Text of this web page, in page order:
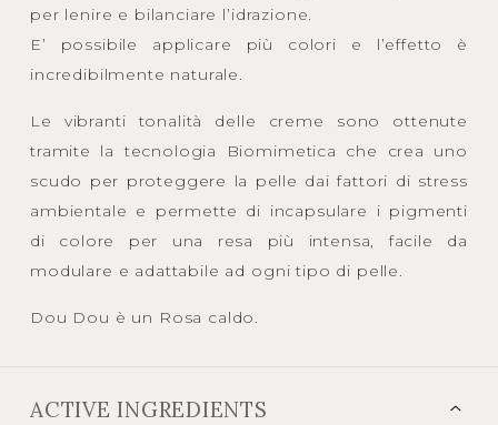
per lenire e bilanciare l’idrazione.
E’ possibile applicare più colori e l’effetto è
incredibilmente naturale.
Le vibranti tonalità delle creme sono ottenute
tramite la tecnologia Biomimetica che crea uno
scudo per proteggere la pelle dai fattori di stress
ambientale e permette di incapsulare i pigmenti
di colore per una resa più intensa, facile da
modulare e adattabile ad ogni tipo di pelle.
Dou Dou è un Rosa caldo.
ACTIVE INGREDIENTS